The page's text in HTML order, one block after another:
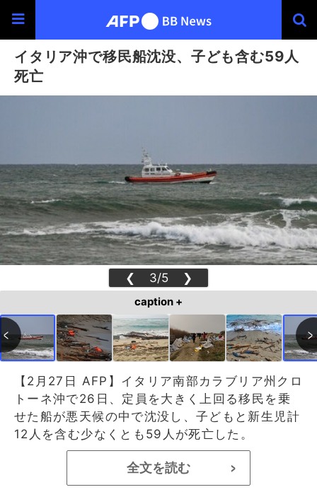
イタリア沖で移民船沈没、子ども含む59人
死亡
❮ 3/5 ❯
caption +
【2月27日 AFP】イタリア南部カラブリア州クロ
トーネ沖で26日、定員を大きく上回る移民を乗
せた船が悪天候の中で沈没し、子どもと新生児計
12人を含む少なくとも59人が死亡した。
全文を読む >